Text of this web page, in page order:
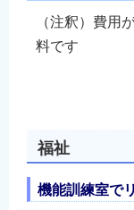
（注釈）費用
料です
福祉
機能訓練室で